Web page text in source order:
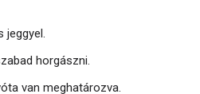
jeggyel.
horgászni.
van meghatározva.